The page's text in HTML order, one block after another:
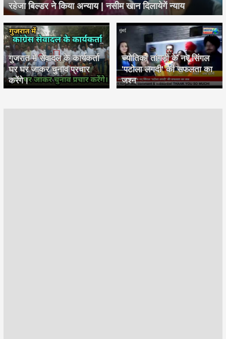
रहेजा बिल्डर ने किया अन्याय | नसीम खान दिलायेगें न्याय
गुजरात में सेवादल के कार्यकर्ता
घर घर जाकर चुनाव प्रचार
करेंगे।
ज्योतिका तांगड़ी के नए सिंगल
'पटोला लगदी' की सफलता का
जश्न